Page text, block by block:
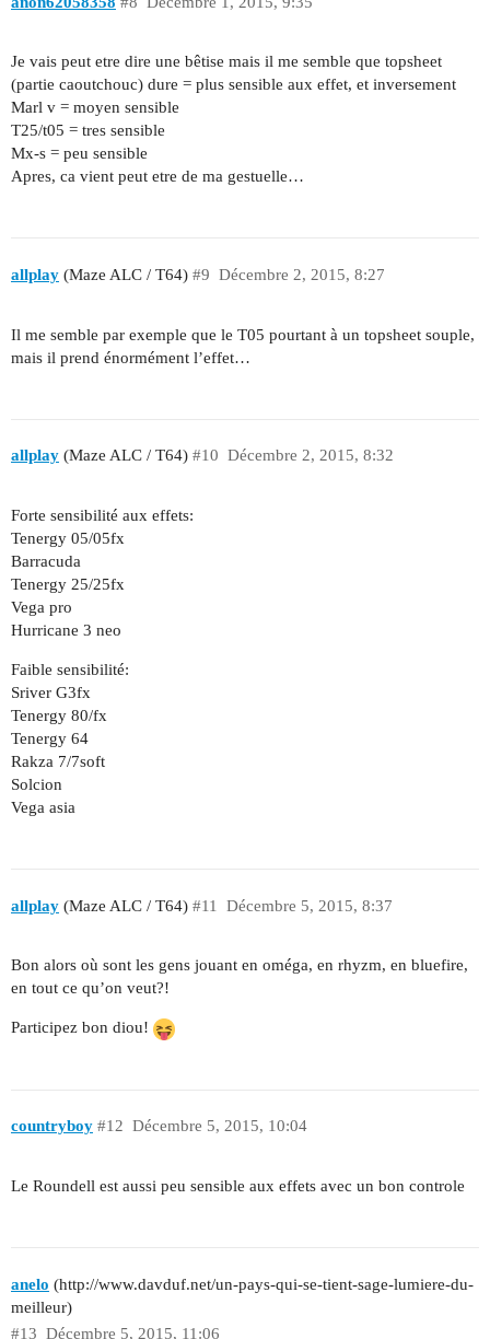
Je vais peut etre dire une bêtise mais il me semble que topsheet
(partie caoutchouc) dure = plus sensible aux effet, et inversement
Marl v = moyen sensible
T25/t05 = tres sensible
Mx-s = peu sensible
Apres, ca vient peut etre de ma gestuelle…
allplay (Maze ALC / T64) Décembre 2, 2015, 8:27
#9
Il me semble par exemple que le T05 pourtant à un topsheet souple,
mais il prend énormément l’effet…
allplay (Maze ALC / T64) Décembre 2, 2015, 8:32
#10
Forte sensibilité aux effets:
Tenergy 05/05fx
Barracuda
Tenergy 25/25fx
Vega pro
Hurricane 3 neo
Faible sensibilité:
Sriver G3fx
Tenergy 80/fx
Tenergy 64
Rakza 7/7soft
Solcion
Vega asia
allplay (Maze ALC / T64) Décembre 5, 2015, 8:37
#11
Bon alors où sont les gens jouant en oméga, en rhyzm, en bluefire,
en tout ce qu’on veut?!
Participez bon diou!
countryboy Décembre 5, 2015, 10:04
#12
Le Roundell est aussi peu sensible aux effets avec un bon controle
anelo (http://www.davduf.net/un-pays-qui-se-tient-sage-lumiere-du-
meilleur)
Décembre 5, 2015, 11:06
#13